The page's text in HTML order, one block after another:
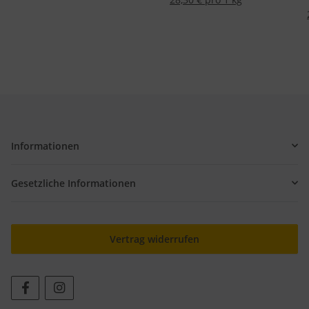
Informationen
Gesetzliche Informationen
Vertrag widerrufen